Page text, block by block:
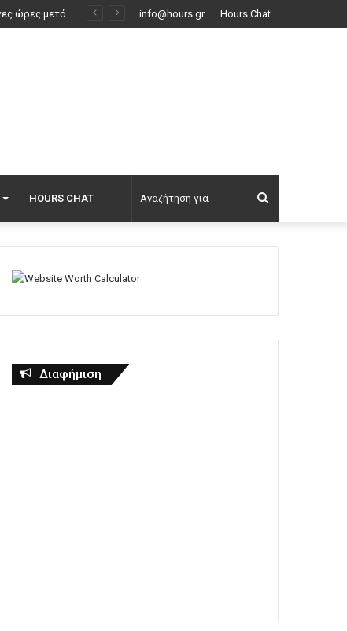
Εν ψυχρώ δολοφονία ζευγαριού σε μπαρ στην Κολομβία: Η γυναίκα προσπάθησε να προστατεύσει τον άνδρα της, ήταν γονείς 6χρονου κοριτσιού, δείτε βίντεο info@hours.gr Hours Chat
HOURS CHAT
για
Διαφήμιση